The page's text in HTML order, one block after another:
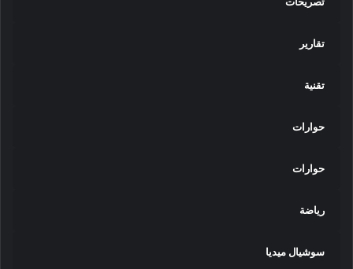
تقارير
تقنية
حوارات
حوارات
رياضة
سوشيال ميديا